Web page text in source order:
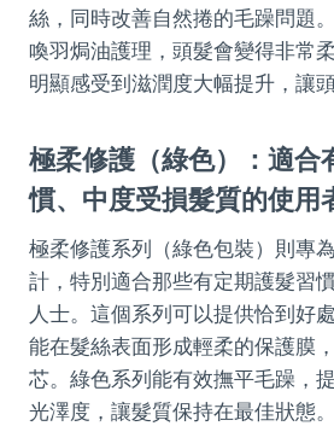
絲，同時改善自然捲的毛躁問題
喚羽焗油護理，頭髮會變得非常
明顯感受到滋潤度大幅提升，讓
極柔修護（綠色）：適合
慣、中度受損髮質的使用
極柔修護系列（綠色包裝）則專
計，特別適合那些有定期護髮習
人士。這個系列可以提供恰到好
能在髮絲表面形成輕柔的保護膜
芯。綠色系列能有效撫平毛躁，
光澤度，讓髮質保持在最佳狀態